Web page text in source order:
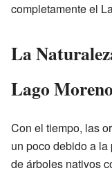
completamente el
La
Lago Moreno
Con el tiempo, las
un poco debido a
de árboles nativos